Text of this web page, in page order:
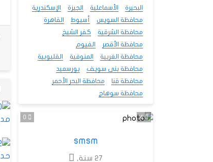
البحيرة
الأسماعلية الجيزة
الإسكندرية
محافظة السويس
أسيوط
القاهرة
محافظة الشرقية
كفر الشيخ
محافظة الأقصر
الفيوم
محافظة الغربية
المنوفية
القليوبية
محافظة بنى سويف
بورسعيد
محافظة قنا
محافظة البحر الأحمر
محافظة سوهاج
4
smsm
27 سنة,